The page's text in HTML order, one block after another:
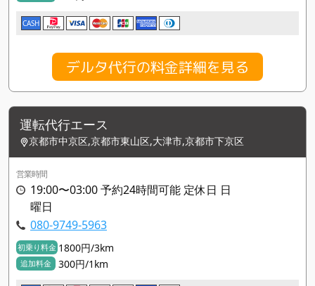
CASH
デルタ代行の料金詳細を見る
運転代行エース
京都市中京区,京都市東山区,大津市,京都市下京区
営業時間
19:00〜03:00 予約24時間可能 定休日 日
曜日
080-9749-5963
初乗り料金 1800円/3km
追加料金 300円/1km